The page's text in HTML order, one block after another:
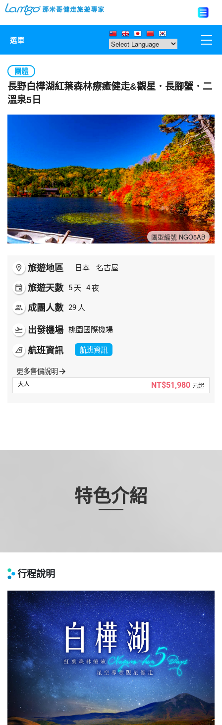
選單
那米哥莊園
中國
歐美紐澳
台灣
夯講座
團體
長野白樺湖紅葉森林療癒健走&觀星．長腳蟹．二
溫泉5日
團型編號 NGO5AB
room 旅遊地區 日本 名古屋
event 旅遊天數 5 天 4夜
people 成團人數 29 人
flight_takeoff 出發機場 桃園國際機場
airlines 航班資訊 航班資訊
更多售價說明arrow_forward
NT$51,980 元起
特色介紹
行程說明